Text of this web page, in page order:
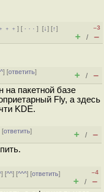
﹢﹢﹢] [ · · ·][↓] [↑]
–3
+ / –
] [ответить]
+ / –
на пакетной базе
Fly, а здесь
KDE.
[ответить]
+ / –
] [^^] [^^^] [ответить]
–4
+ / –